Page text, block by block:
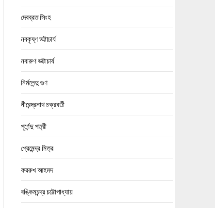
দেবব্রত সিংহ
নবকৃষ্ণ ভট্টাচার্য
নবারুণ ভট্টাচার্য
নির্মলেন্দু গুণ
নীরেন্দ্রনাথ চক্রবর্তী
পূর্ণেন্দু পত্রী
প্রেমেন্দ্র মিত্র
ফররুখ আহমদ
বঙ্কিমচন্দ্র চট্টোপাধ্যায়